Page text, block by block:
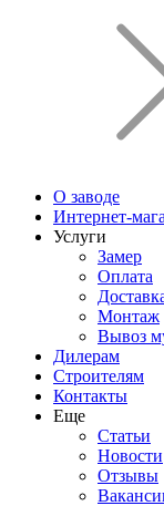
О заводе
Интернет-
Услуги
Замер
Оплата
Монтаж
Вывоз
Дилерам
Строителям
Контакты
Еще
Статьи
Новости
Отзывы